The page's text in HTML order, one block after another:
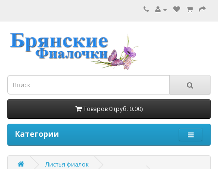
Товаров 0 (руб. 0.00)
Категории
Листья фиалок